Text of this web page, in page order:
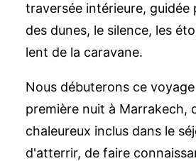
traversée intérieure, guidée
des dunes, le silence, les
lent de la caravane.
Nous débuterons ce
première nuit à Marrakech,
chaleureux inclus dans le
d'atterrir, de faire